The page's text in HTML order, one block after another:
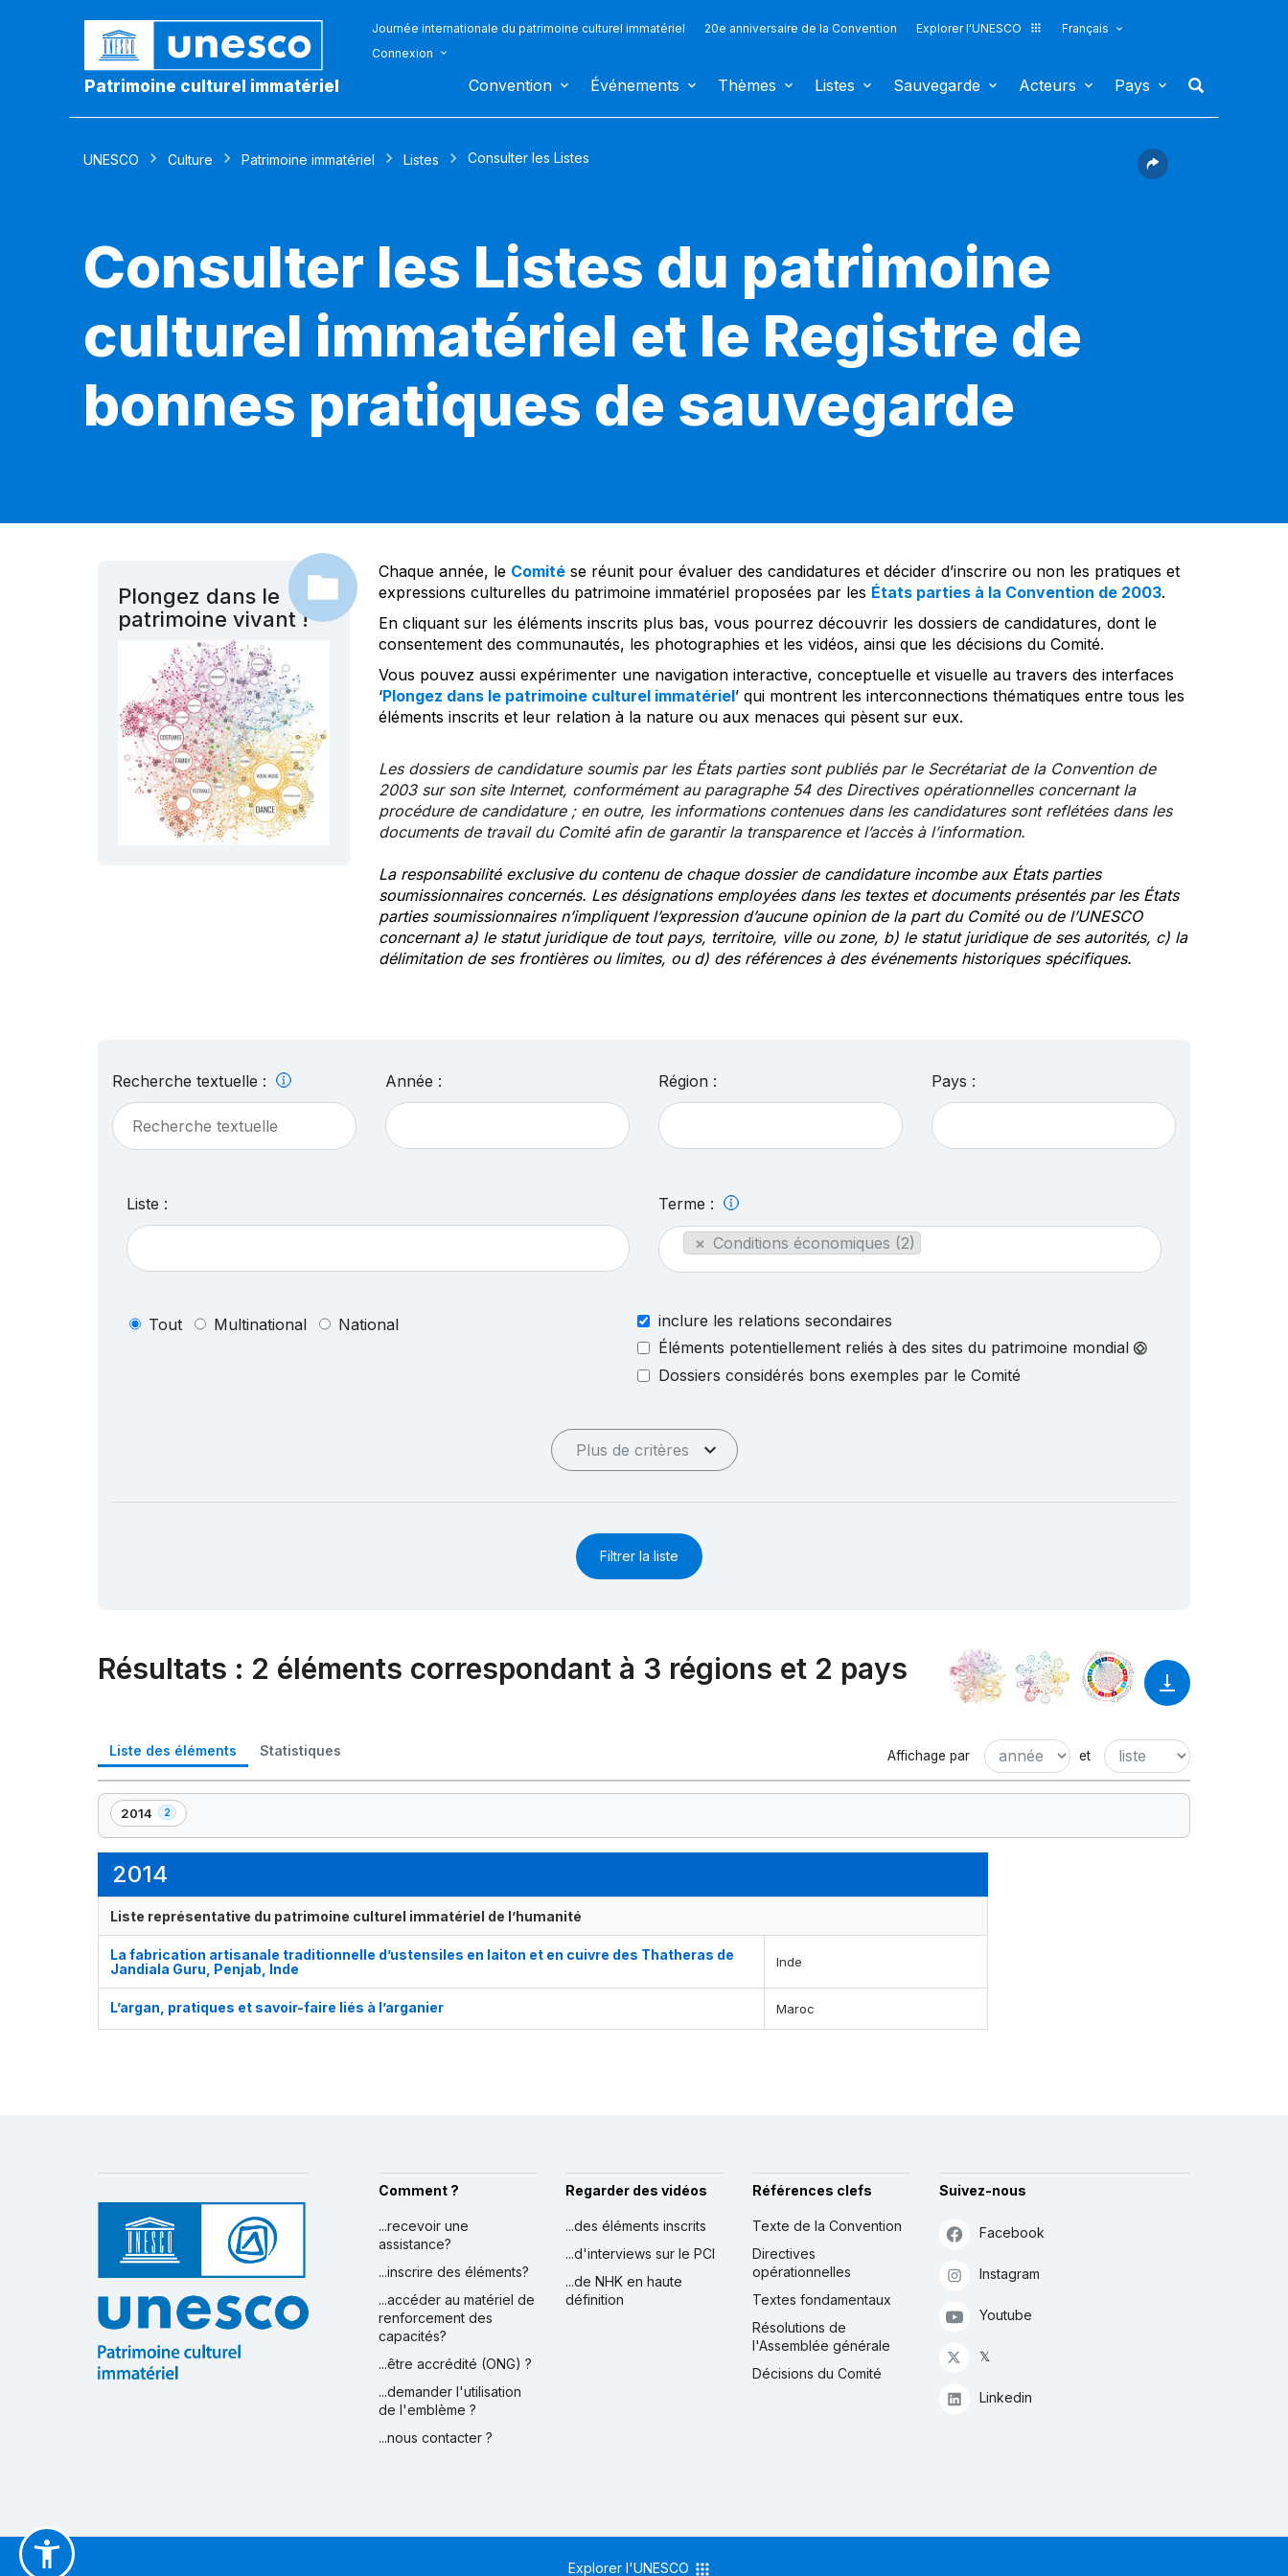
Patrimoine culturel immatériel
Journée internationale du patrimoine culturel immatériel 20e anniversaire de la Convention Explorer l'UNESCO
Français
Connexion
Convention Événements Thèmes Listes Sauvegarde Acteurs Pays
UNESCO Culture Patrimoine immatériel Listes Consulter les Listes
Consulter les Listes du patrimoine
culturel immatériel et le Registre de
bonnes pratiques de sauvegarde
Plongez dans le
patrimoine vivant !
Chaque année, le Comitése réunit pour évaluer des candidatures et décider d’inscrire ou non les pratiques et
expressions culturelles du patrimoine immatériel proposées par les États parties à la Convention de 2003.
En cliquant sur les éléments inscrits plus bas, vous pourrez découvrir les dossiers de candidatures, dont le
consentement des communautés, les photographies et les vidéos, ainsi que les décisions du Comité.
Vous pouvez aussi expérimenter une navigation interactive, conceptuelle et visuelle au travers des interfaces
‘Plongez dans le patrimoine culturel immatériel’ qui montrent les interconnections thématiques entre tous les
éléments inscrits et leur relation à la nature ou aux menaces qui pèsent sur eux.
Les dossiers de candidature soumis par les États parties sont publiés par le Secrétariat de la Convention de
2003 sur son site Internet, conformément au paragraphe 54 des Directives opérationnelles concernant la
procédure de candidature ; en outre, les informations contenues dans les candidatures sont reflétées dans les
documents de travail du Comité afin de garantir la transparence et l’accès à l’information.
La responsabilité exclusive du contenu de chaque dossier de candidature incombe aux États parties
soumissionnaires concernés. Les désignations employées dans les textes et documents présentés par les États
parties soumissionnaires n’impliquent l’expression d’aucune opinion de la part du Comité ou de l’UNESCO
concernant a) le statut juridique de tout pays, territoire, ville ou zone, b) le statut juridique de ses autorités, c) la
délimitation de ses frontières ou limites, ou d) des références à des événements historiques spécifiques.
Recherche textuelle : Année : Région : Pays :
Liste : Terme :
× Conditions économiques (2)
Tout Multinational National
inclure les relations secondaires
Éléments potentiellement reliés à des sites du patrimoine mondial
Dossiers considérés bons exemples par le Comité
Plus de critères
Filtrer la liste
Résultats : 2 éléments correspondant à 3 régions et 2 pays
Liste des éléments Statistiques Affichage par et
2014 2
,
2
2014
Liste représentative du patrimoine culturel immatériel de l’humanité
La fabrication artisanale traditionnelle d’ustensiles en laiton et en cuivre des Thatheras de
Jandiala Guru, Penjab, Inde
Inde
L’argan, pratiques et savoir-faire liés à l’arganier Maroc
Comment ?
...recevoir une
assistance?
...inscrire des éléments?
...accéder au matériel de
renforcement des
capacités?
...être accrédité (ONG) ?
...demander l'utilisation
de l'emblème ?
...nous contacter ?
Regarder des vidéos
...des éléments inscrits
...d'interviews sur le PCI
...de NHK en haute
définition
Références clefs
Texte de la Convention
Directives
opérationnelles
Textes fondamentaux
Résolutions de
l'Assemblée générale
Décisions du Comité
Suivez-nous
Facebook
Instagram
Youtube
𝕏
Linkedin
Explorer l'UNESCO